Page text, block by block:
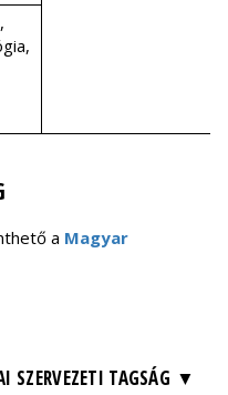
a Magyar
SZERVEZETI TAGSÁG